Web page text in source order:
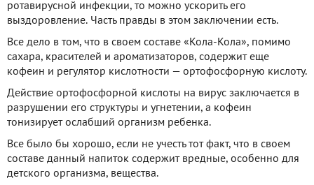
ротавирусной инфекции, то можно ускорить его
выздоровление. Часть правды в этом заключении есть.
Все дело в том, что в своем составе «Кола-Кола», помимо
сахара, красителей и ароматизаторов, содержит еще
кофеин и регулятор кислотности — ортофосфорную кислоту.
Действие ортофосфорной кислоты на вирус заключается в
разрушении его структуры и угнетении, а кофеин
тонизирует ослабший организм ребенка.
Все было бы хорошо, если не учесть тот факт, что в своем
составе данный напиток содержит вредные, особенно для
детского организма, вещества.